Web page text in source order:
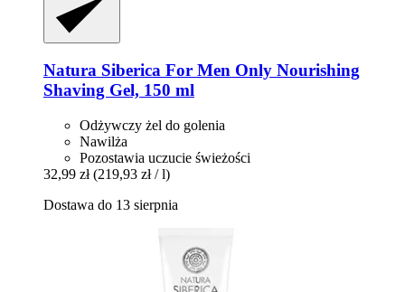
Natura Siberica For Men Only Nourishing
Shaving Gel, 150 ml
Odżywczy żel do golenia
Nawilża
Pozostawia uczucie świeżości
32,99 zł (219,93 zł / l)
Dostawa do 13 sierpnia